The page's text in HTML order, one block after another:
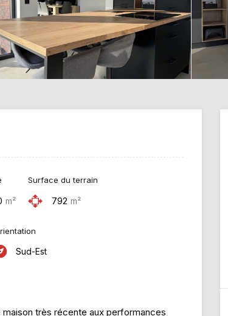
m²
Surface du terrain
792 m²
Sud-Est
très récente aux performances